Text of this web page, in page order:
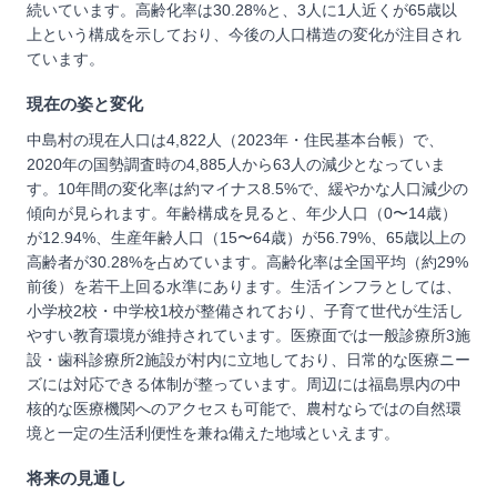
続いています。高齢化率は30.28%と、3人に1人近くが65歳以
上という構成を示しており、今後の人口構造の変化が注目され
ています。
現在の姿と変化
中島村の現在人口は4,822人（2023年・住民基本台帳）で、
2020年の国勢調査時の4,885人から63人の減少となっていま
す。10年間の変化率は約マイナス8.5%で、緩やかな人口減少の
傾向が見られます。年齢構成を見ると、年少人口（0〜14歳）
が12.94%、生産年齢人口（15〜64歳）が56.79%、65歳以上の
高齢者が30.28%を占めています。高齢化率は全国平均（約29%
前後）を若干上回る水準にあります。生活インフラとしては、
小学校2校・中学校1校が整備されており、子育て世代が生活し
やすい教育環境が維持されています。医療面では一般診療所3施
設・歯科診療所2施設が村内に立地しており、日常的な医療ニー
ズには対応できる体制が整っています。周辺には福島県内の中
核的な医療機関へのアクセスも可能で、農村ならではの自然環
境と一定の生活利便性を兼ね備えた地域といえます。
将来の見通し